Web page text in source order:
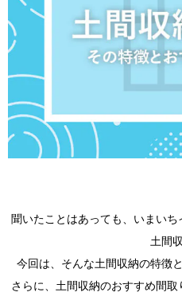
聞いたことはあっても、いまい
土間
今回は、そんな土間収納の特徴
さらに、土間収納のおすすめ間